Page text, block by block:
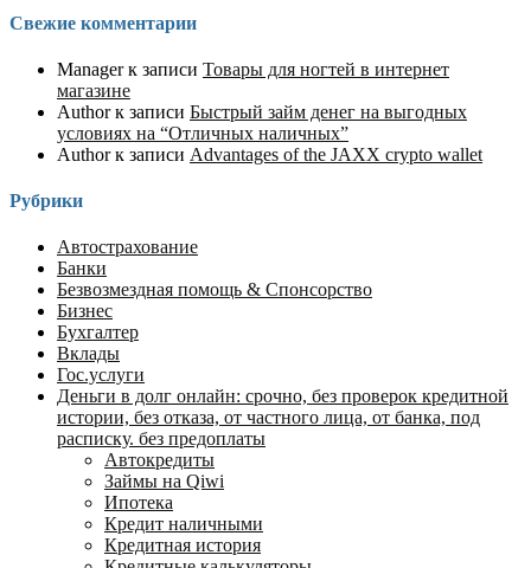
Свежие комментарии
Managerк записи Товары для ногтей в интернет
магазине
Authorк записи Быстрый займ денег на выгодных
условиях на “Отличных наличных”
Authorк записи Advantages of the JAXX crypto wallet
Рубрики
Автострахование
Банки
Безвозмездная помощь & Спонсорство
Бизнес
Бухгалтер
Вклады
Гос.услуги
Деньги в долг онлайн: срочно, без проверок кредитной
истории, без отказа, от частного лица, от банка, под
расписку. без предоплаты
Автокредиты
Займы на Qiwi
Ипотека
Кредит наличными
Кредитная история